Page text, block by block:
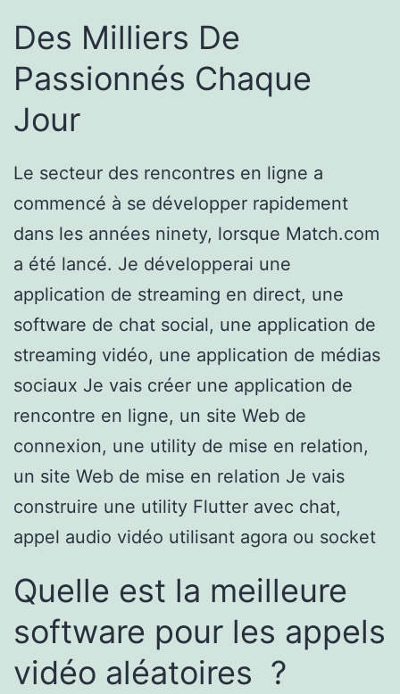
Des Milliers De
Passionnés Chaque
Jour
Le secteur des rencontres en ligne a
commencé à se développer rapidement
dans les années ninety, lorsque Match.com
a été lancé. Je développerai une
application de streaming en direct, une
software de chat social, une application de
streaming vidéo, une application de médias
sociaux Je vais créer une application de
rencontre en ligne, un site Web de
connexion, une utility de mise en relation,
un site Web de mise en relation Je vais
construire une utility Flutter avec chat,
appel audio vidéo utilisant agora ou socket
Quelle est la meilleure
software pour les appels
vidéo aléatoires ?